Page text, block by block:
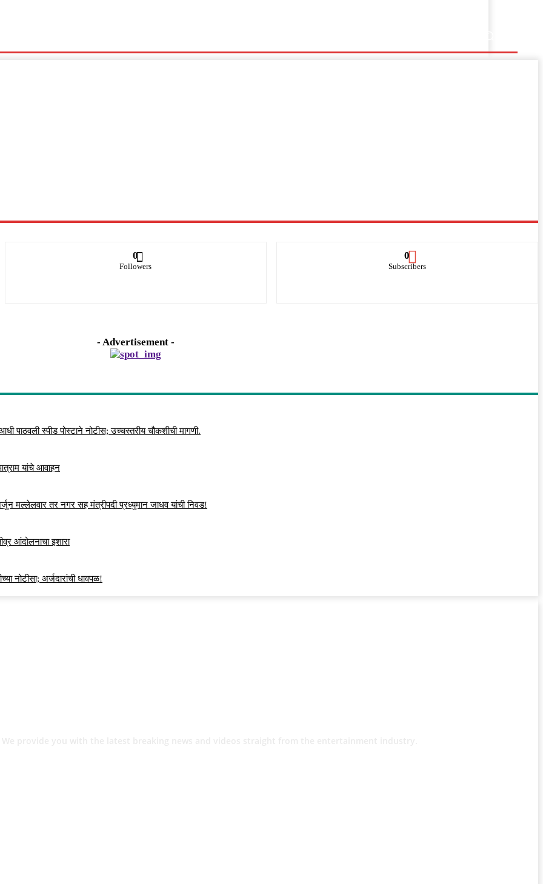
0
Followers
0
Subscribers
- Advertisement -
पाठवली स्पीड पोस्टाने नोटीस; उच्चस्तरीय चौकशीची मागणी.
यांचे आवाहन
मल्लेलवार तर नगर सह मंत्रीपदी प्रध्युमान जाधव यांची निवड!
आंदोलनाचा इशारा
नोटीसा; अर्जदारांची धावपळ!